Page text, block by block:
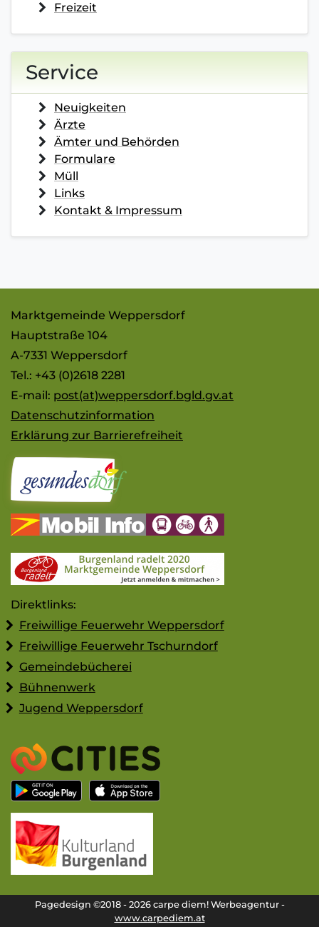
Freizeit
Service
Neuigkeiten
Ärzte
Ämter und Behörden
Formulare
Müll
Links
Kontakt & Impressum
Marktgemeinde Weppersdorf
Hauptstraße 104
A-7331 Weppersdorf
Tel.: +43 (0)2618 2281
E-mail: post(at)weppersdorf.bgld.gv.at
Datenschutzinformation
Erklärung zur Barrierefreiheit
Direktlinks:
Freiwillige Feuerwehr Weppersdorf
Freiwillige Feuerwehr Tschurndorf
Gemeindebücherei
Bühnenwerk
Jugend Weppersdorf
Pagedesign ©2018 - 2026 carpe diem! Werbeagentur -
www.carpediem.at